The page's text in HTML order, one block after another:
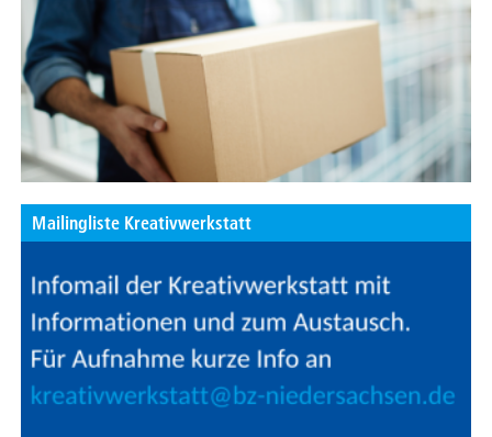
Mailingliste Kreativwerkstatt